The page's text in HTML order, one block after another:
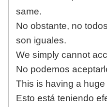
same.
No obstante, no
son iguales.
We simply cannot
No podemos
This is having a
Esto está teniendo